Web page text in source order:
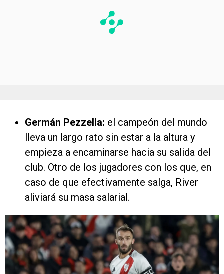
Germán Pezzella: el campeón del mundo
lleva un largo rato sin estar a la altura y
empieza a encaminarse hacia su salida del
club. Otro de los jugadores con los que, en
caso de que efectivamente salga, River
aliviará su masa salarial.